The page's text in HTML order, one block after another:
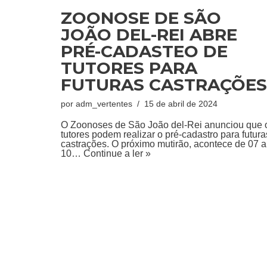
ZOONOSE DE SÃO
JOÃO DEL-REI ABRE
PRÉ-CADASTEO DE
TUTORES PARA
FUTURAS CASTRAÇÕES
por adm_vertentes 15 de abril de 2024
O Zoonoses de São João del-Rei anunciou que
tutores podem realizar o pré-cadastro para
castrações. O próximo mutirão, acontece de 07 a
10… Continue a ler »